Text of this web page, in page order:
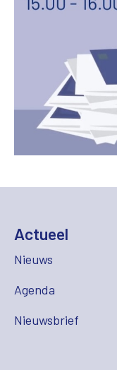
Actueel
Nieuws
Agenda
Nieuwsbrief